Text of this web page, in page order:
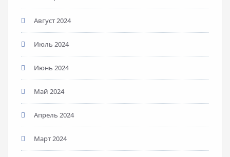
Август 2024
Июль 2024
Июнь 2024
Май 2024
Апрель 2024
Март 2024